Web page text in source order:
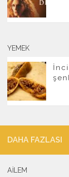
YEMEK
DAHA FAZLASI
AILEM